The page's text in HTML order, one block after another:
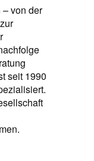
von der
seit 1990